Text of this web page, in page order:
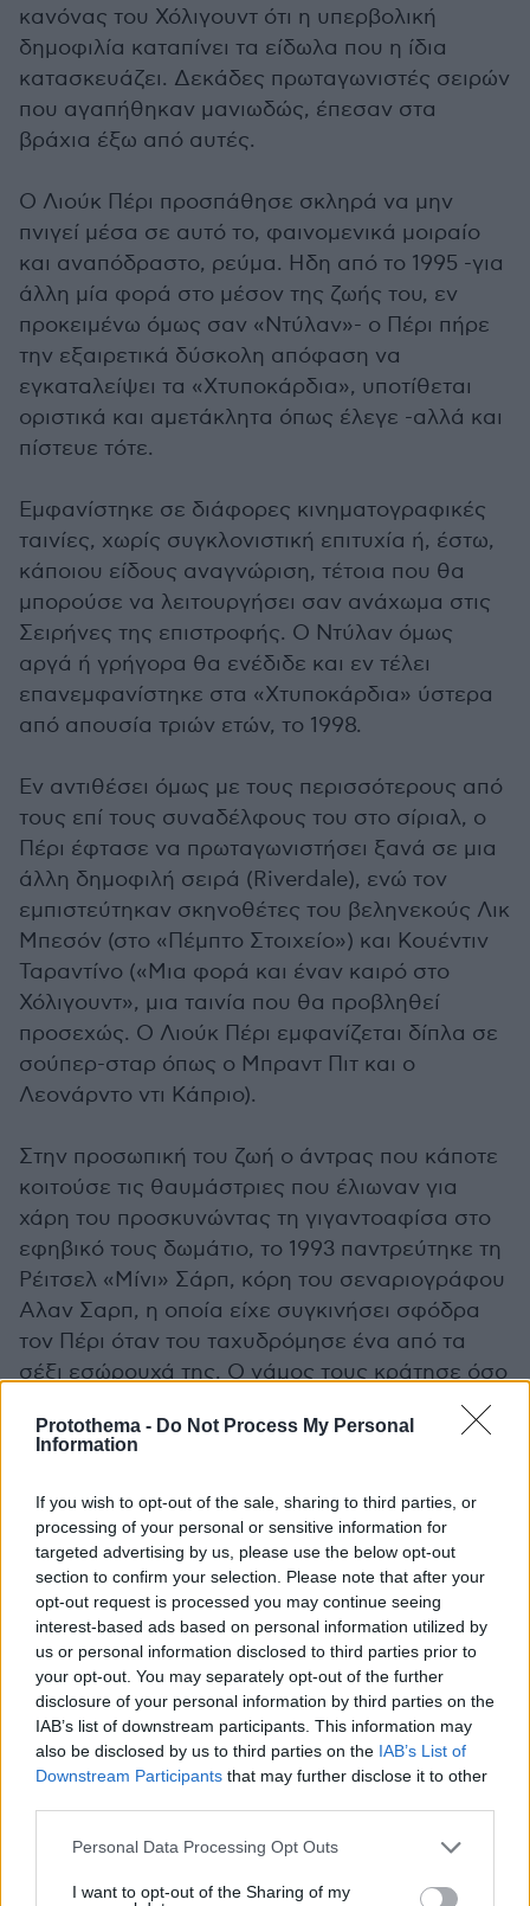
Protothema - Do Not Process My Personal
Information
If you wish to opt-out of the sale, sharing to third parties, or
processing of your personal or sensitive information for
targeted advertising by us, please use the below opt-out
section to confirm your selection. Please note that after your
opt-out request is processed you may continue seeing
interest-based ads based on personal information utilized by
us or personal information disclosed to third parties prior to
your opt-out. You may separately opt-out of the further
disclosure of your personal information by third parties on the
IAB’s list of downstream participants. This information may
also be disclosed by us to third parties on the IAB’s List of
Downstream Participants that may further disclose it to other
Please note that this website/app uses one or more Google
not limited to your visit or usage behaviour. You may click to
Personal Data Processing Opt Outs
I want to opt-out of the Sharing of my
κανόνας του Χόλιγουντ ότι η υπερβολική
δημοφιλία καταπίνει τα είδωλα που η ίδια
κατασκευάζει. Δεκάδες πρωταγωνιστές σειρών
που αγαπήθηκαν μανιωδώς, έπεσαν στα
βράχια έξω από αυτές.
Ο Λιούκ Πέρι προσπάθησε σκληρά να μην
πνιγεί μέσα σε αυτό το, φαινομενικά μοιραίο
και αναπόδραστο, ρεύμα. Ηδη από το 1995 -για
άλλη μία φορά στο μέσον της ζωής του, εν
προκειμένω όμως σαν «Ντύλαν»- ο Πέρι πήρε
την εξαιρετικά δύσκολη απόφαση να
εγκαταλείψει τα «Χτυποκάρδια», υποτίθεται
οριστικά και αμετάκλητα όπως έλεγε -αλλά και
πίστευε τότε.
Εμφανίστηκε σε διάφορες κινηματογραφικές
ταινίες, χωρίς συγκλονιστική επιτυχία ή, έστω,
κάποιου είδους αναγνώριση, τέτοια που θα
μπορούσε να λειτουργήσει σαν ανάχωμα στις
Σειρήνες της επιστροφής. Ο Ντύλαν όμως
αργά ή γρήγορα θα ενέδιδε και εν τέλει
επανεμφανίστηκε στα «Χτυποκάρδια» ύστερα
από απουσία τριών ετών, το 1998.
Εν αντιθέσει όμως με τους περισσότερους από
τους επί τους συναδέλφους του στο σίριαλ, ο
Πέρι έφτασε να πρωταγωνιστήσει ξανά σε μια
άλλη δημοφιλή σειρά (Riverdale), ενώ τον
εμπιστεύτηκαν σκηνοθέτες του βεληνεκούς Λικ
Μπεσόν (στο «Πέμπτο Στοιχείο») και Κουέντιν
Ταραντίνο («Μια φορά και έναν καιρό στο
Χόλιγουντ», μια ταινία που θα προβληθεί
προσεχώς. Ο Λιούκ Πέρι εμφανίζεται δίπλα σε
σούπερ-σταρ όπως ο Μπραντ Πιτ και ο
Λεονάρντο ντι Κάπριο).
Στην προσωπική του ζωή ο άντρας που κάποτε
κοιτούσε τις θαυμάστριες που έλιωναν για
χάρη του προσκυνώντας τη γιγαντοαφίσα στο
εφηβικό τους δωμάτιο, το 1993 παντρεύτηκε τη
Ρέιτσελ «Μίνι» Σάρπ, κόρη του σεναριογράφου
Αλαν Σαρπ, η οποία είχε συγκινήσει σφόδρα
τον Πέρι όταν του ταχυδρόμησε ένα από τα
σέξι εσώρουχά της. Ο γάμος τους κράτησε όσο
και τα «Χτυποκάρδια», δηλαδή μία δεκαετία,
ενώ προέκυψαν δύο παιδιά, η Σόφι και ο Τζακ
αγωνίζεται με το ψευδώνυμο «Το παιδί της
ζούγκλας».
Μια απίστευτη επιτυχία
Στην τηλεοπτική τους ζωή και στο πλαίσιο της
διαρκούς προσπάθειας των σεναριογράφων να
ικανοποιούν τα εκατομμύρια των τηλεθεατών,
οι ήρωες στα «Χτυποκάρδια του Μπέβερλι
Χιλς» έμπλεκαν σε κάθε είδους περιπέτειες,
από τις πιο ακριβές και περίοπτες συνοικίες της